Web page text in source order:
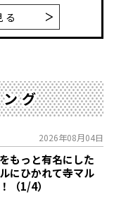
グ
2026年08月04日
もっと有名にした
にひかれて寺マル
（1/4）